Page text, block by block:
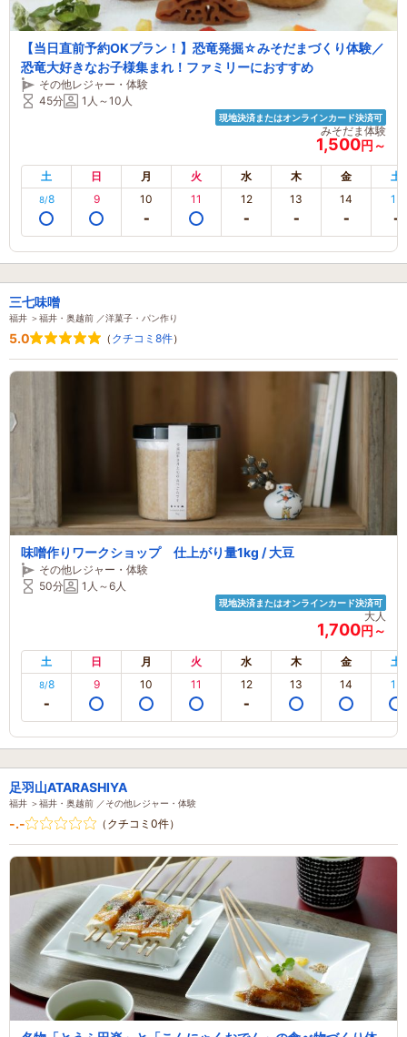
【当日直前予約OKプラン！】恐竜発掘☆みそだまづくり体験／
恐竜大好きなお子様集まれ！ファミリーにおすすめ
その他レジャー・体験
45分
1人～10人
現地決済またはオンラインカード決済可
みそだま体験
1,500円～
土 日 月 火 水 木 金 土
8/8 9 10 11 12 13 14 15
三七味噌
福井 ＞福井・奥越前 ／洋菓子・パン作り
5.0 （ クチコミ8件）
味噌作りワークショップ 仕上がり量1kg / 大豆
その他レジャー・体験
50分
1人～6人
現地決済またはオンラインカード決済可
大人
1,700円～
土 日 月 火 水 木 金 土
8/8 9 10 11 12 13 14 15
足羽山ATARASHIYA
福井 ＞福井・奥越前 ／その他レジャー・体験
-.- （クチコミ0件）